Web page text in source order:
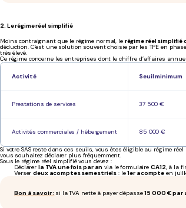
2. Le régime réel simplifié
Moins contraignant que le régime normal, le régime réel simplifié
déduction. C’est une solution souvent choisie par les TPE en
très élevé.
Ce régime concerne les entreprises dont le chiffre d’affaires
Activité Seuil minimum
Prestations de services 37 500 €
Activités commerciales / hébergement 85 000 €
Si votre SAS reste dans ces seuils, vous êtes éligible au régime
vous souhaitez déclarer plus fréquemment.
Sous le régime réel simplifié vous devez :
Déclarer la TVA une fois par an via le formulaireCA12, à la
Verserdeux acomptes semestriels : le1er acompte en
Bon à savoir : si la TVA nette à payer dépasse15 000 € par